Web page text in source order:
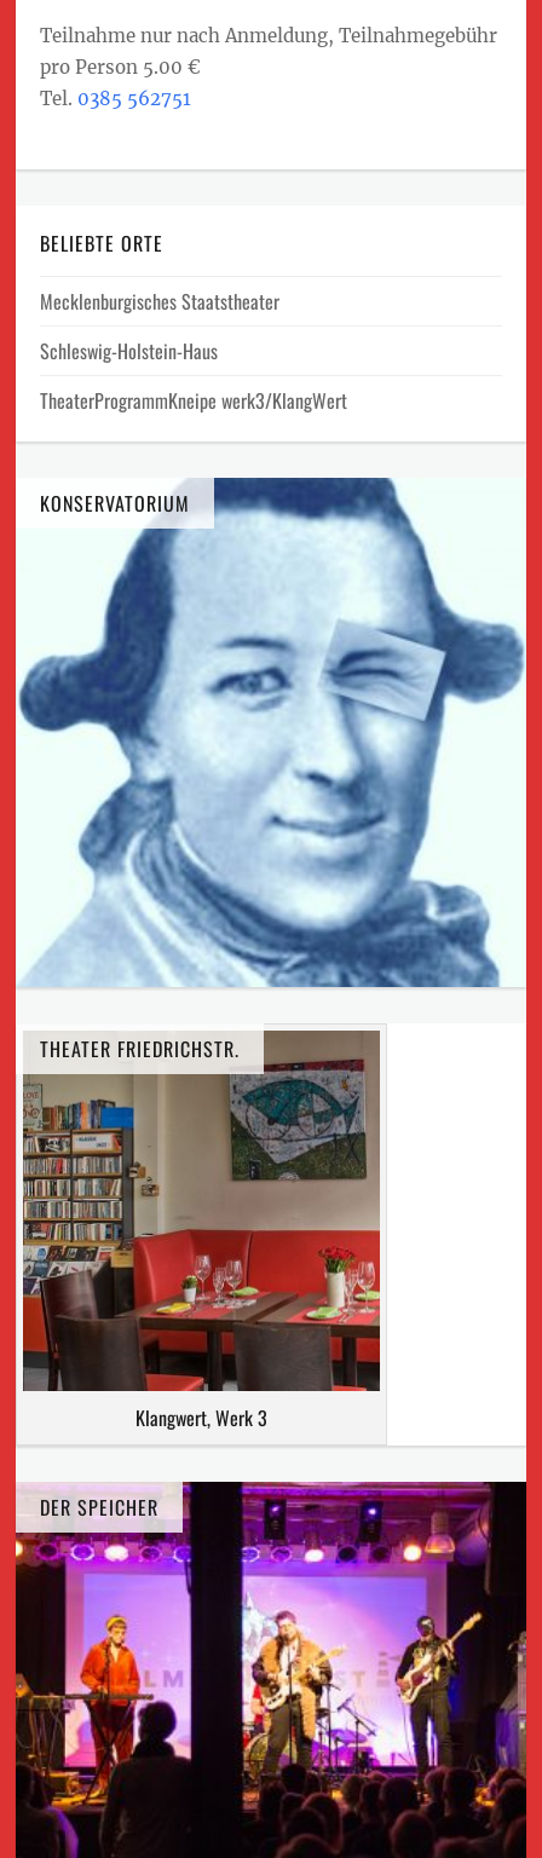
Teilnahme nur nach Anmeldung, Teilnahmegebühr
pro Person 5.00 €
Tel. 0385 562751
BELIEBTE ORTE
Mecklenburgisches Staatstheater
Schleswig-Holstein-Haus
TheaterProgrammKneipe werk3/KlangWert
KONSERVATORIUM
THEATER FRIEDRICHSTR.
Klangwert, Werk 3
DER SPEICHER